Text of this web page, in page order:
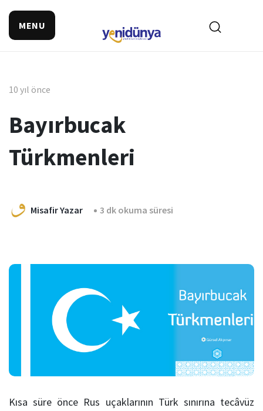
MENU
10 yıl önce
Bayırbucak
Türkmenleri
Misafir Yazar 3 dk okuma süresi
Kısa süre önce Rus uçaklarının Türk sınırına tecâvüz